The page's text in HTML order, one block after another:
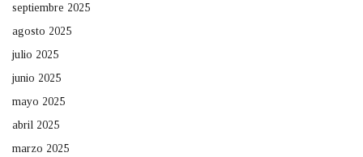
septiembre 2025
agosto 2025
julio 2025
junio 2025
mayo 2025
abril 2025
marzo 2025